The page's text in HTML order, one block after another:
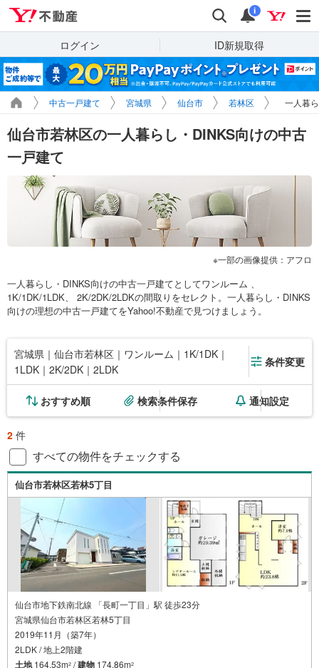
検索 通知
i
ログイン ID新規取得
中古一戸建て 宮城県 仙台市 若林区 一人暮
仙台市若林区の一人暮らし・DINKS向けの中古
一戸建て
一部の画像提供：アフロ
一人暮らし・DINKS向けの中古一戸建てとしてワンルーム 、
1K/1DK/1LDK、 2K/2DK/2LDKの間取りをセレクト。一人暮らし・DINKS
向けの理想の中古一戸建てをYahoo!不動産で見つけましょう。
宮城県｜仙台市若林区｜ワンルーム｜1K/1DK｜
1LDK｜2K/2DK｜2LDK
条件変更
おすすめ順 検索条件保存 通知設定
2 件
すべての物件をチェックする
仙台市若林区若林5丁目
仙台市地下鉄南北線 「長町一丁目」駅 徒歩23分
宮城県仙台市若林区若林5丁目
2019年11月（築7年）
2LDK / 地上2階建
土地164.53m2 /建物 174.86m2